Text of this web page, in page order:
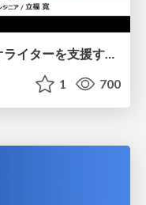
【CEDEC2026】ゲームシナリオライターを支援するAIツール開発の実践 ― 設計とプロンプトの工夫 ―
1 700